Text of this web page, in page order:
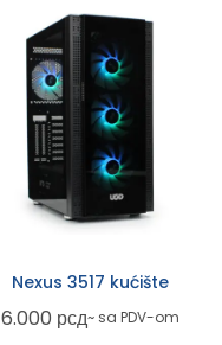
Nexus 3517 kućište
6.000 рсд~ sa PDV-om